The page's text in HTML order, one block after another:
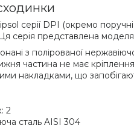
серії DPI (окремо
серія представлена
з полірованої
частина не має
накладками, що
2
сталь AISI 304